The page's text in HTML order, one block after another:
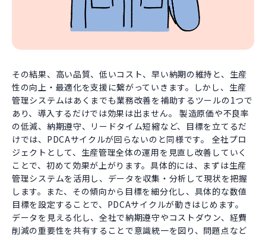
その結果、高い品質、低いコスト、早い納期の維持と、生産
性の向上・最適化を支援に繋がっていきます。しかし、生産
管理システムはあくまでも業務改善を補助するツールの1つで
あり、導入するだけでは効果は出ません。 製造原価や不良率
の低減、納期遵守、リードタイム短縮など、目標を立てるだ
けでは、PDCAサイクルが回らないのと同様です。 全社プロ
ジェクトとして、生産管理全体の運用を見直し改善していく
ことで、初めて効果が上がります。具体的には、まずは生産
管理システムを活用し、データを収集・分析して現状を把握
します。また、その傾向から目標を細分化し、具体的な数値
目標を設定することで、PDCAサイクルが動きはじめます。
データを見える化し、全社で納期遵守やコストダウン、経費
削減の重要性を共有することで意識統一を図り、問題点など